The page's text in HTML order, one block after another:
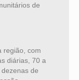
de
região, com
diárias, 70 a
de